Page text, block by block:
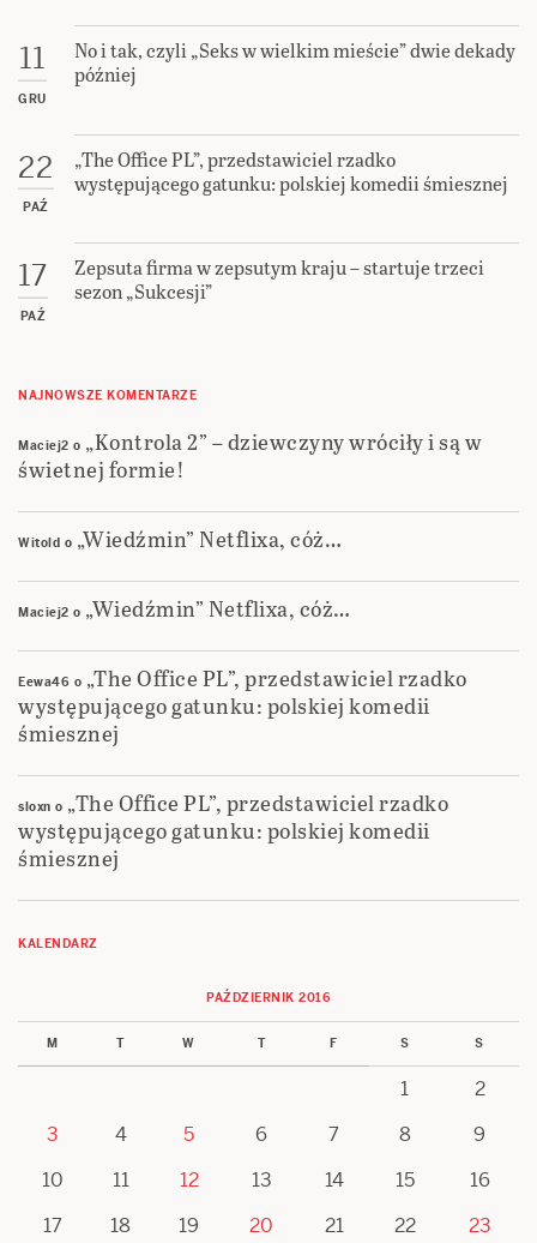
11
GRU
No i tak, czyli „Seks w wielkim mieście” dwie dekady
później
22
PAŹ
„The Office PL”, przedstawiciel rzadko
występującego gatunku: polskiej komedii śmiesznej
17
PAŹ
Zepsuta firma w zepsutym kraju – startuje trzeci
sezon „Sukcesji”
NAJNOWSZE KOMENTARZE
Maciej2 o „Kontrola 2” – dziewczyny wróciły i są w
świetnej formie!
Witold o „Wiedźmin” Netflixa, cóż…
Maciej2 o „Wiedźmin” Netflixa, cóż…
Eewa46 o „The Office PL”, przedstawiciel rzadko
występującego gatunku: polskiej komedii
śmiesznej
sloxn o „The Office PL”, przedstawiciel rzadko
występującego gatunku: polskiej komedii
śmiesznej
KALENDARZ
PAŹDZIERNIK 2016
M T W T F S S
1
2
3
4 5 6 7 8
9
10
11 12 13 14 15
16
17
18 19 20 21 22
23